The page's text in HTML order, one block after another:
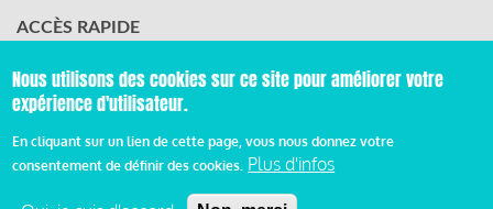
ACCÈS RAPIDE
Les rencontres
Les ressources
© 2019 Miroir Social - Réalisé par
Nous utilisons des cookies sur ce site pour améliorer votre
expérience d'utilisateur.
En cliquant sur un lien de cette page, vous nous donnez votre
consentement de définir des cookies. Plus d'infos